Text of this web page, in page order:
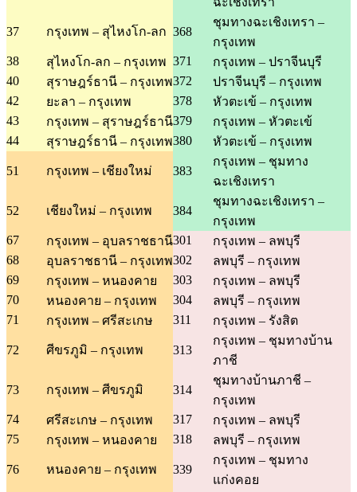
37 กรุงเทพ – สุไหงโก-ลก 368
ชุมทางฉะเชิงเทรา –
กรุงเทพ
38
สุไหงโก-ลก – กรุงเทพ 371
กรุงเทพ – ปราจีนบุรี
40
สุราษฎร์ธานี – กรุงเทพ372
ปราจีนบุรี – กรุงเทพ
42
ยะลา – กรุงเทพ 378
หัวตะเข้ – กรุงเทพ
43
กรุงเทพ – สุราษฎร์ธานี379
กรุงเทพ – หัวตะเข้
44
สุราษฎร์ธานี – กรุงเทพ380 หัวตะเข้ – กรุงเทพ
51 กรุงเทพ – เชียงใหม่ 383
กรุงเทพ – ชุมทาง
ฉะเชิงเทรา
52 เชียงใหม่ – กรุงเทพ 384
ชุมทางฉะเชิงเทรา –
กรุงเทพ
67
กรุงเทพ – อุบลราชธานี301
กรุงเทพ – ลพบุรี
68
อุบลราชธานี – กรุงเทพ302
ลพบุรี – กรุงเทพ
69
กรุงเทพ – หนองคาย 303
กรุงเทพ – ลพบุรี
70
หนองคาย – กรุงเทพ 304
ลพบุรี – กรุงเทพ
71
กรุงเทพ – ศรีสะเกษ 311 กรุงเทพ – รังสิต
72 ศีขรภูมิ – กรุงเทพ 313
กรุงเทพ – ชุมทางบ้าน
ภาชี
73 กรุงเทพ – ศีขรภูมิ 314
ชุมทางบ้านภาชี –
กรุงเทพ
74
ศรีสะเกษ – กรุงเทพ 317
กรุงเทพ – ลพบุรี
75
กรุงเทพ – หนองคาย 318 ลพบุรี – กรุงเทพ
76 หนองคาย – กรุงเทพ 339
กรุงเทพ – ชุมทาง
แก่งคอย